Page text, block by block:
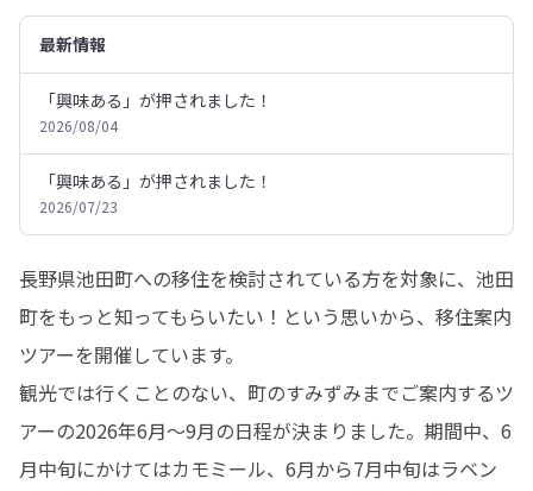
最新情報
「興味ある」が押されました！
2026/08/04
「興味ある」が押されました！
2026/07/23
長野県池田町への移住を検討されている方を対象に、池田
町をもっと知ってもらいたい！という思いから、移住案内
ツアーを開催しています。
観光では行くことのない、町のすみずみまでご案内するツ
アーの2026年6月～9月の日程が決まりました。期間中、6
月中旬にかけてはカモミール、6月から7月中旬はラベン